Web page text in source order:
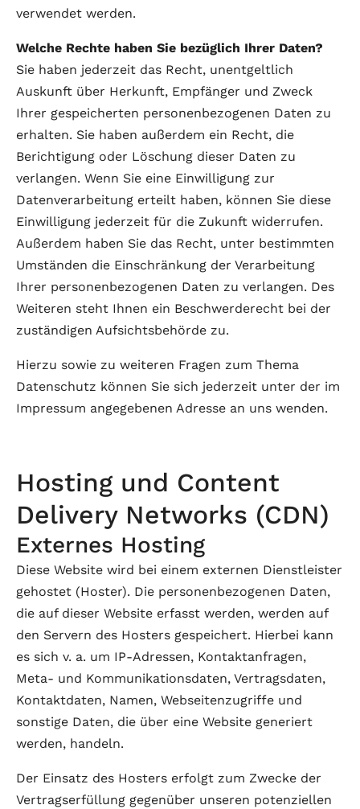
verwendet werden.
Welche Rechte haben Sie bezüglich Ihrer Daten?
Sie haben jederzeit das Recht, unentgeltlich
Auskunft über Herkunft, Empfänger und Zweck
Ihrer gespeicherten personenbezogenen Daten zu
erhalten. Sie haben außerdem ein Recht, die
Berichtigung oder Löschung dieser Daten zu
verlangen. Wenn Sie eine Einwilligung zur
Datenverarbeitung erteilt haben, können Sie diese
Einwilligung jederzeit für die Zukunft widerrufen.
Außerdem haben Sie das Recht, unter bestimmten
Umständen die Einschränkung der Verarbeitung
Ihrer personenbezogenen Daten zu verlangen. Des
Weiteren steht Ihnen ein Beschwerderecht bei der
zuständigen Aufsichtsbehörde zu.
Hierzu sowie zu weiteren Fragen zum Thema
Datenschutz können Sie sich jederzeit unter der im
Impressum angegebenen Adresse an uns wenden.
Hosting und Content
Delivery Networks (CDN)
Externes Hosting
Diese Website wird bei einem externen Dienstleister
gehostet (Hoster). Die personenbezogenen Daten,
die auf dieser Website erfasst werden, werden auf
den Servern des Hosters gespeichert. Hierbei kann
es sich v. a. um IP-Adressen, Kontaktanfragen,
Meta- und Kommunikationsdaten, Vertragsdaten,
Kontaktdaten, Namen, Webseitenzugriffe und
sonstige Daten, die über eine Website generiert
werden, handeln.
Der Einsatz des Hosters erfolgt zum Zwecke der
Vertragserfüllung gegenüber unseren potenziellen